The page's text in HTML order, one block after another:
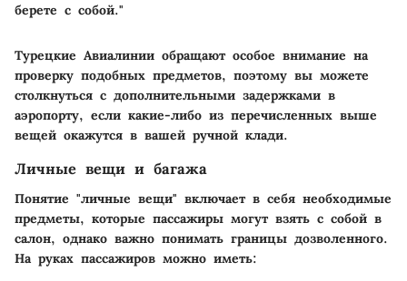
берете с собой."
Турецкие Авиалинии обращают особое внимание на
проверку подобных предметов, поэтому вы можете
столкнуться с дополнительными задержками в
аэропорту, если какие-либо из перечисленных выше
вещей окажутся в вашей ручной клади.
Личные вещи и багажа
Понятие "личные вещи" включает в себя необходимые
предметы, которые пассажиры могут взять с собой в
салон, однако важно понимать границы дозволенного.
На руках пассажиров можно иметь: